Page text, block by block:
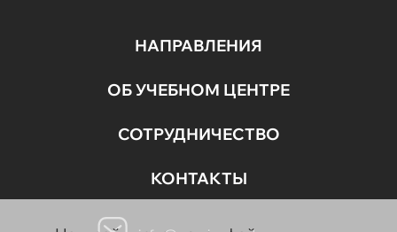
НАПРАВЛЕНИЯ
ОБ УЧЕБНОМ ЦЕНТРЕ
СОТРУДНИЧЕСТВО
КОНТАКТЫ